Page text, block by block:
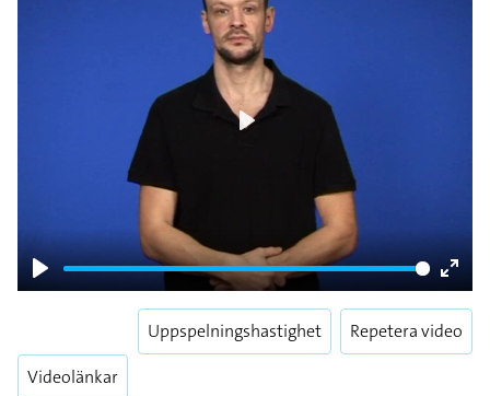
Play
Enter
Videolänkar
Uppspelningshastighet Repetera video